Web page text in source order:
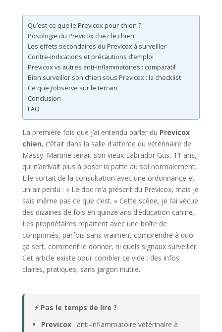
Qu’est-ce que le Previcox pour chien ?
Posologie du Previcox chez le chien
Les effets secondaires du Previcox à surveiller
Contre-indications et précautions d’emploi
Previcox vs autres anti-inflammatoires : comparatif
Bien surveiller son chien sous Previcox : la checklist
Ce que j’observe sur le terrain
Conclusion
FAQ
La première fois que j’ai entendu parler du Previcox
chien, c’était dans la salle d’attente du vétérinaire de
Massy. Martine tenait son vieux Labrador Gus, 11 ans,
qui n’arrivait plus à poser la patte au sol normalement.
Elle sortait de la consultation avec une ordonnance et
un air perdu : « Le doc m’a prescrit du Previcox, mais je
sais même pas ce que c’est. » Cette scène, je l’ai vécue
des dizaines de fois en quinze ans d’éducation canine.
Les propriétaires repartent avec une boîte de
comprimés, parfois sans vraiment comprendre à quoi
ça sert, comment le donner, ni quels signaux surveiller.
Cet article existe pour combler ce vide : des infos
claires, pratiques, sans jargon inutile.
⚡ Pas le temps de lire ?
Previcox: anti-inflammatoire vétérinaire à